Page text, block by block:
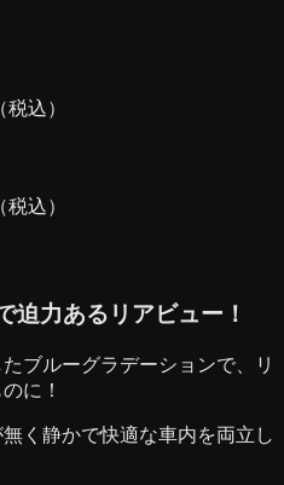
（税込）
（税込）
迫力あるリアビュー！
ブルーグラデーションで、リ
に！
く静かで快適な車内を両立し